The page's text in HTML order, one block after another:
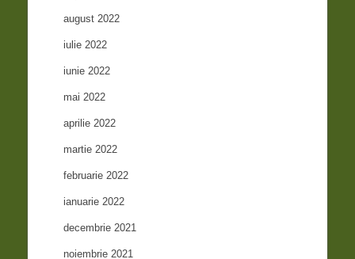
august 2022
iulie 2022
iunie 2022
mai 2022
aprilie 2022
martie 2022
februarie 2022
ianuarie 2022
decembrie 2021
noiembrie 2021